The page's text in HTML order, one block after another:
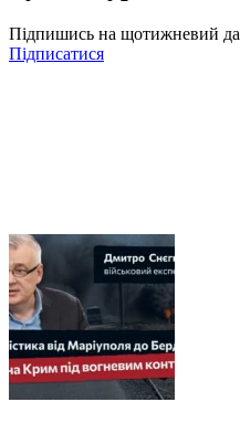
Підпишись на щотижневий
Підписатися